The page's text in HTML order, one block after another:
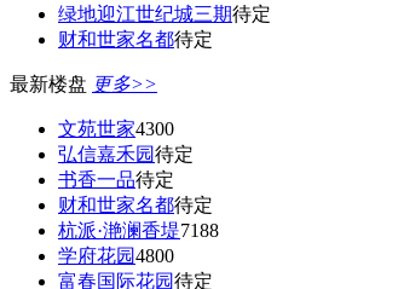
绿地迎江世纪城三期待定
财和世家名都待定
最新楼盘 更多>>
文苑世家4300
弘信嘉禾园待定
书香一品待定
财和世家名都待定
杭派·滟澜香堤7188
学府花园4800
富春国际花园待定